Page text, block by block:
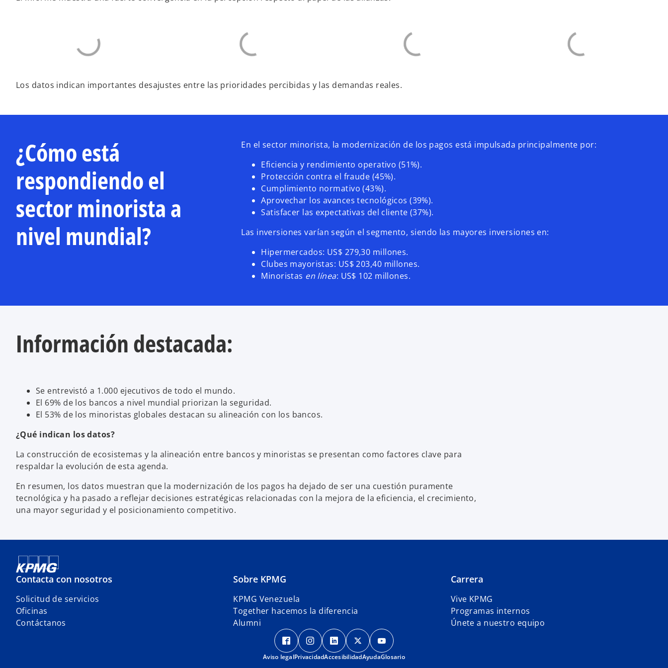
Los datos indican importantes desajustes entre las prioridades percibidas y las demandas reales.
¿Cómo está
respondiendo el
sector minorista a
nivel mundial?
En el sector minorista, la modernización de los pagos está impulsada principalmente por:
Eficiencia y rendimiento operativo (51%).
Protección contra el fraude (45%).
Cumplimiento normativo (43%).
Aprovechar los avances tecnológicos (39%).
Satisfacer las expectativas del cliente (37%).
Las inversiones varían según el segmento, siendo las mayores inversiones en:
Hipermercados: US$ 279,30 millones.
Clubes mayoristas: US$ 203,40 millones.
Minoristas en línea: US$ 102 millones.
Información destacada:
Se entrevistó a 1.000 ejecutivos de todo el mundo.
El 69% de los bancos a nivel mundial priorizan la seguridad.
El 53% de los minoristas globales destacan su alineación con los bancos.
¿Qué indican los datos?
La construcción de ecosistemas y la alineación entre bancos y minoristas se presentan como factores clave para
respaldar la evolución de esta agenda.
En resumen, los datos muestran que la modernización de los pagos ha dejado de ser una cuestión puramente
tecnológica y ha pasado a reflejar decisiones estratégicas relacionadas con la mejora de la eficiencia, el crecimiento,
una mayor seguridad y el posicionamiento competitivo.
Contacta con nosotros
Solicitud de servicios
Oficinas
Contáctanos
Sobre KPMG
KPMG Venezuela
Together hacemos la diferencia
Alumni
Carrera
Vive KPMG
Programas internos
Únete a nuestro equipo
s
e
a
s
e
a
s
e
a
s
e
a
e
a
Aviso legalPrivacidadAccesibilidadAyudaGlosario